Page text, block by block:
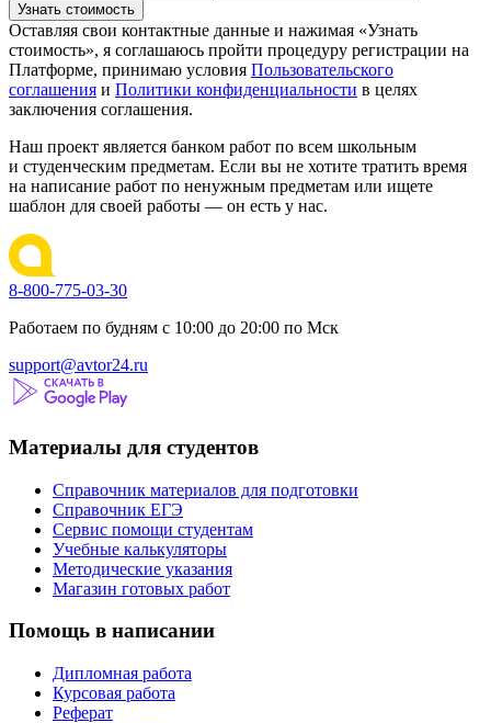
Узнать стоимость
Оставляя свои контактные данные и нажимая «Узнать
стоимость», я соглашаюсь пройти процедуру регистрации на
Платформе, принимаю условия Пользовательского
соглашения и Политики конфиденциальности в целях
заключения соглашения.
Наш проект является банком работ по всем школьным
и студенческим предметам. Если вы не хотите тратить время
на написание работ по ненужным предметам или ищете
шаблон для своей работы — он есть у нас.
8-800-775-03-30
Работаем по будням с 10:00 до 20:00 по Мск
support@avtor24.ru
Материалы для студентов
Справочник материалов для подготовки
Справочник ЕГЭ
Сервис помощи студентам
Учебные калькуляторы
Методические указания
Магазин готовых работ
Помощь в написании
Дипломная работа
Курсовая работа
Реферат